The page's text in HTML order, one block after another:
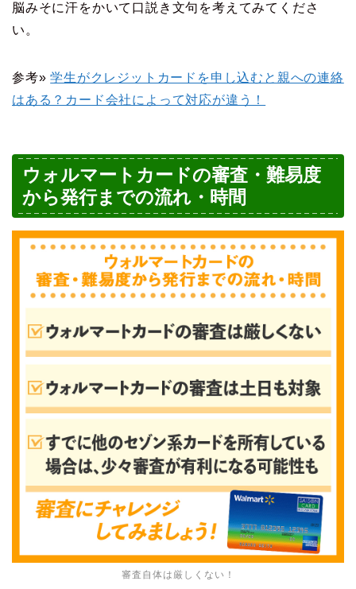
脳みそに汗をかいて口説き文句を考えてみてくださ
い。
参考»学生がクレジットカードを申し込むと親への連絡
はある？カード会社によって対応が違う！
ウォルマートカードの審査・難易度
から発行までの流れ・時間
審査自体は厳しくない！